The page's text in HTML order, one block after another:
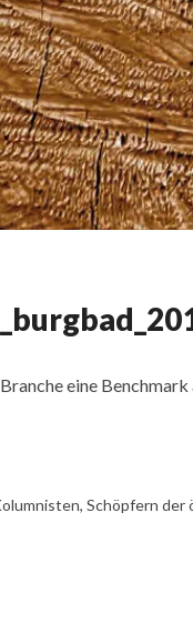
eine
Schöpfern